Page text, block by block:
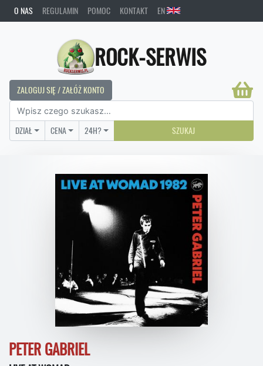
O NAS REGULAMIN POMOC KONTAKT EN
ROCK-SERWIS
ZALOGUJ SIĘ / ZAŁÓŻ KONTO
DZIAŁ CENA 24H? SZUKAJ
PETER GABRIEL